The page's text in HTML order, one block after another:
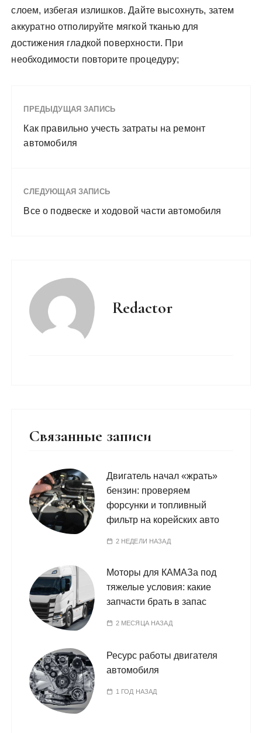
слоем, избегая излишков. Дайте высохнуть, затем
аккуратно отполируйте мягкой тканью для
достижения гладкой поверхности. При
необходимости повторите процедуру;
ПРЕДЫДУЩАЯ ЗАПИСЬ
Как правильно учесть затраты на ремонт
автомобиля
СЛЕДУЮЩАЯ ЗАПИСЬ
Все о подвеске и ходовой части автомобиля
Redactor
Связанные записи
Двигатель начал «жрать»
бензин: проверяем
форсунки и топливный
фильтр на корейских авто
2 НЕДЕЛИ НАЗАД
Моторы для КАМАЗа под
тяжелые условия: какие
запчасти брать в запас
2 МЕСЯЦА НАЗАД
Ресурс работы двигателя
автомобиля
1 ГОД НАЗАД